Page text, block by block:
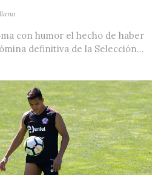
con humor el hecho de haber
definitiva de la Selección...